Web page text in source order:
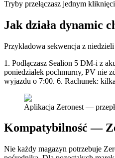
Tryby przełączasz jednym
Jak działa dynamic
Przykładowa sekwencja z
1. Podłączasz Sealion 5 DM-i z
poniedziałek pochmurny, PV nie
wyjazdu o 7:00. 6. Rachunek:
Aplikacja Zeronest —
Kompatybilność —
Nie każdy magazyn potrzebuje